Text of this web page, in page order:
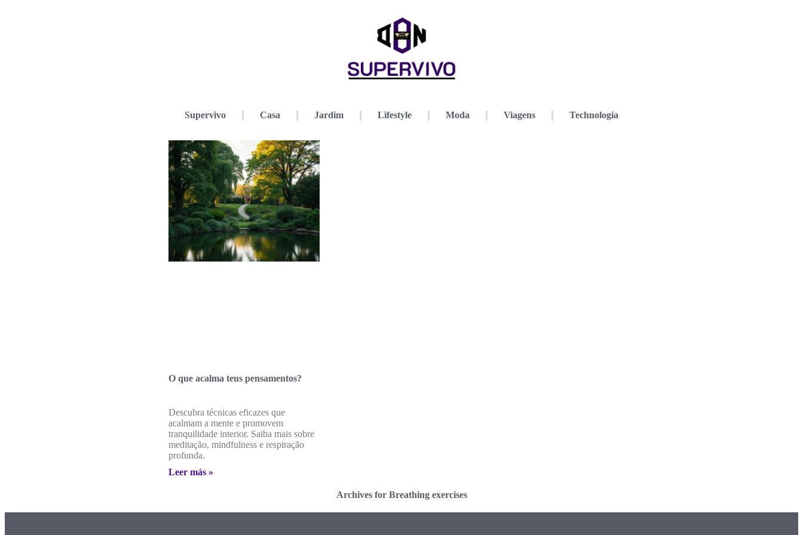
Supervivo Casa Jardim Lifestyle Moda Viagens Technologia
O que acalma teus pensamentos?
Descubra técnicas eficazes que
acalmam a mente e promovem
tranquilidade interior. Saiba mais sobre
meditação, mindfulness e respiração
profunda.
Leer más »
Archives for Breathing exercises